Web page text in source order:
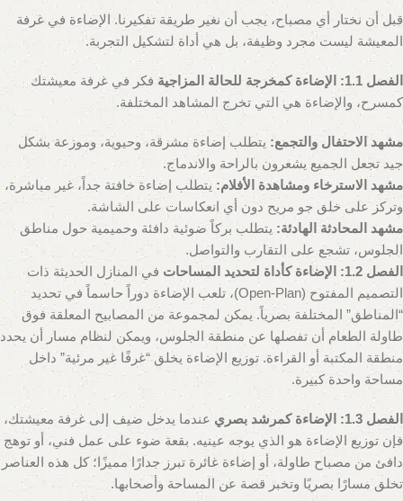
قبل أن نختار أي مصباح، يجب أن نغير طريقة تفكيرنا. الإضاءة في غرفة
المعيشة ليست مجرد وظيفة، بل هي أداة لتشكيل التجربة.
الفصل 1.1: الإضاءة كمخرجة للحالة المزاجية
فكر في غرفة معيشتك
كمسرح، والإضاءة هي التي تخرج المشاهد المختلفة.
مشهد الاحتفال والتجمع: يتطلب إضاءة مشرقة، وحيوية، وموزعة بشكل
جيد تجعل الجميع يشعرون بالراحة والاندماج.
مشهد الاسترخاء ومشاهدة الأفلام: يتطلب إضاءة خافتة جداً، غير مباشرة،
وتركز على خلق جو مريح دون أي انعكاسات على الشاشة.
مشهد المحادثة الهادئة: يتطلب بركاً ضوئية دافئة وحميمية حول مناطق
الجلوس، تشجع على التقارب والتواصل.
الفصل 1.2: الإضاءة كأداة لتحديد المساحات
في المنازل الحديثة ذات
التصميم المفتوح (Open-Plan)، تلعب الإضاءة دوراً حاسماً في تحديد
“المناطق” المختلفة بصرياً. يمكن لمجموعة من المصابيح المعلقة فوق
طاولة الطعام أن تفصلها عن منطقة الجلوس، ويمكن لنظام مسار أن يحدد
منطقة المكتبة أو القراءة. توزيع الإضاءة يخلق “غرفًا غير مرئية” داخل
مساحة واحدة كبيرة.
الفصل 1.3: الإضاءة كمرشد بصري
عندما يدخل ضيف إلى غرفة معيشتك،
فإن توزيع الإضاءة هو الذي يوجه عينيه. بقعة ضوء على عمل فني، أو توهج
دافئ من مصباح طاولة، أو إضاءة غائرة تبرز جدارًا مميزًا؛ كل هذه العناصر
تخلق مسارًا بصريًا وتخبر قصة عن المساحة وأصحابها.